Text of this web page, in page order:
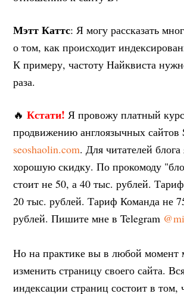
Мэтт Каттс: Я могу рассказать
о том, как происходит
К примеру, частоту Найквиста
раза.
🔥Кстати! Я провожу платный
продвижению англоязычных
seoshaolin.com. Для читателей
хорошую скидку. По прокомоду
стоит не 50, а 40 тыс. рублей.
20 тыс. рублей. Тариф Команда не
рублей. Пишите мне в Telegram
Но на практике вы в любой момент
изменить страницу своего сайта.
индексации страниц состоит в том,